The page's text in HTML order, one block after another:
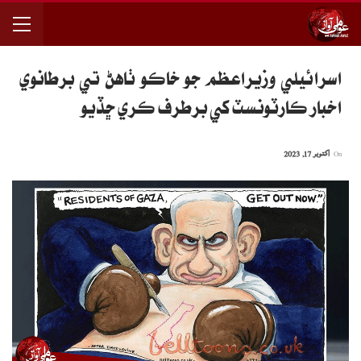
اسرائيلي وزيراعظم جو خاڪو ٺاهڻ تي برطانوي
اخبار ڪارٽونسٽ کي برطرف ڪري ڇڏيو
اکتوبر 17, 2023